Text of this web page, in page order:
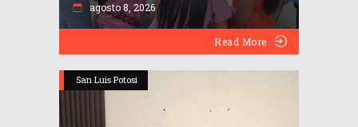
agosto 8, 2026
Read More
San Luis Potosí